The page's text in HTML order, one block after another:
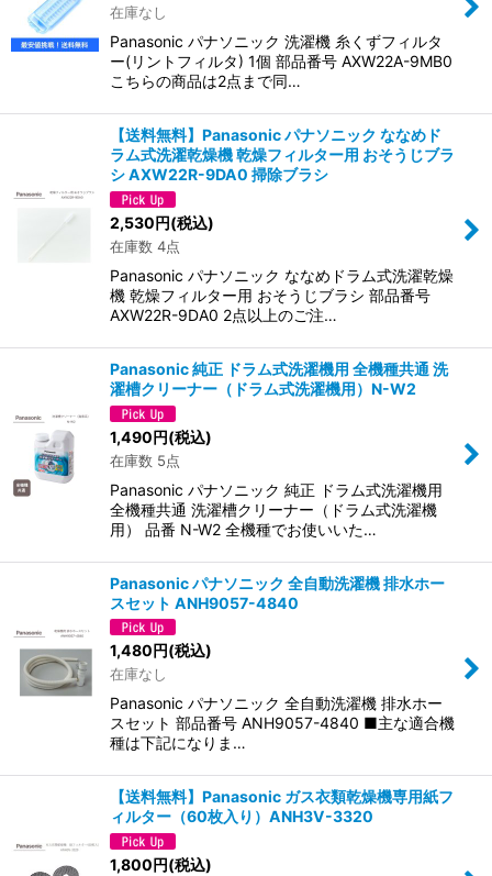
在庫なし
Panasonic パナソニック 洗濯機 糸くずフィルタ
ー(リントフィルタ) 1個 部品番号 AXW22A-9MB0
こちらの商品は2点まで同…
【送料無料】Panasonic パナソニック ななめド
ラム式洗濯乾燥機 乾燥フィルター用 おそうじブラ
シ AXW22R-9DA0 掃除ブラシ
2,530円(税込)
在庫数 4点
Panasonic パナソニック ななめドラム式洗濯乾燥
機 乾燥フィルター用 おそうじブラシ 部品番号
AXW22R-9DA0 2点以上のご注…
Panasonic 純正 ドラム式洗濯機用 全機種共通 洗
濯槽クリーナー（ドラム式洗濯機用）N-W2
1,490円(税込)
在庫数 5点
Panasonic パナソニック 純正 ドラム式洗濯機用
全機種共通 洗濯槽クリーナー（ドラム式洗濯機
用） 品番 N-W2 全機種でお使いいた…
Panasonic パナソニック 全自動洗濯機 排水ホー
スセット ANH9057-4840
1,480円(税込)
在庫なし
Panasonic パナソニック 全自動洗濯機 排水ホー
スセット 部品番号 ANH9057-4840 ■主な適合機
種は下記になりま…
【送料無料】Panasonic ガス衣類乾燥機専用紙フ
ィルター（60枚入り）ANH3V-3320
1,800円(税込)